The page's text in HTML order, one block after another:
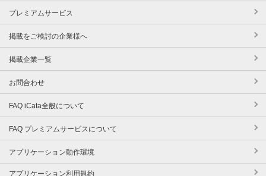
プレミアムサービス
掲載をご検討の企業様へ
掲載企業一覧
お問合わせ
FAQ iCata全般について
FAQ プレミアムサービスについて
アプリケーション動作環境
アプリケーション利用規約